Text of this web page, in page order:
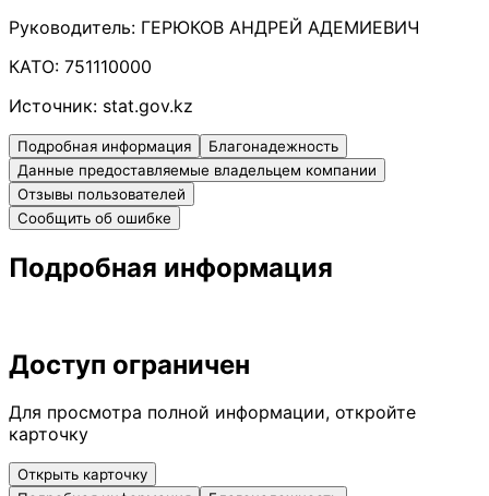
Руководитель: ГЕРЮКОВ АНДРЕЙ АДЕМИЕВИЧ
КАТО: 751110000
Источник: stat.gov.kz
Подробная информация
Благонадежность
Данные предоставляемые владельцем компании
Отзывы пользователей
Сообщить об ошибке
Подробная информация
Доступ ограничен
Для просмотра полной информации, откройте
карточку
Открыть карточку